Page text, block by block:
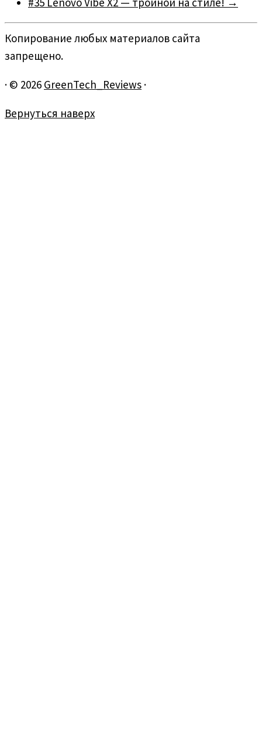
Копирование любых материалов сайта
запрещено.
· © 2026 GreenTech_Reviews ·
Вернуться наверх